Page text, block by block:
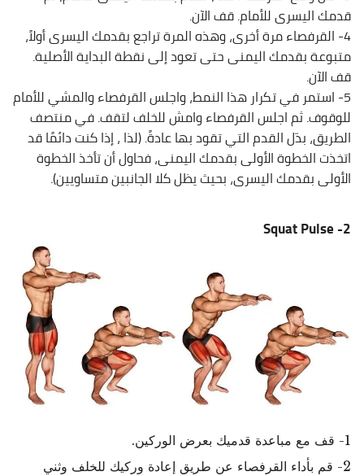
قدمك اليسرى للأمام. قف الآن.
4- القرفصاء مرة أخرى، وهذه المرة تراجع بقدمك اليسرى أولاً،
متبوعة بقدمك اليمنى حتى تعود إلى نقطة البداية الأصلية.
قف الآن.
5- استمر في تكرار هذا النمط، واجلس القرفصاء والمشي للأمام
للوقوف. ثم اجلس القرفصاء وامش للخلف لتقف. في منتصف
الطريق، بدّل القدم التي تقود بها عادةً. (لذا ، إذا كنت دائمًا قد
اتخذت الخطوة الأولى بقدمك اليمنى، فحاول أن تأخذ الخطوة
الأولى بقدمك اليسرى، بحيث يظل كلا الجانبين متساويين).
2-
Squat Pulse
1- قف مع مباعدة قدميك بعرض الوركين.
2- قم بأداء القرفصاء عن طريق إعادة وركيك للخلف وثني